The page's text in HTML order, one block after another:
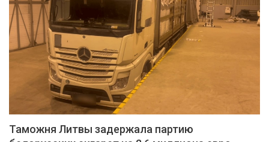
Таможня Литвы задержала партию